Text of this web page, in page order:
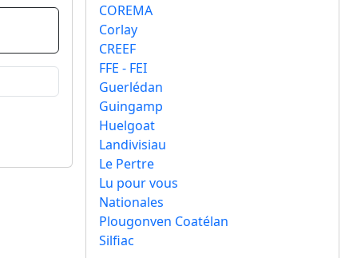
COREMA
Corlay
CREEF
FFE - FEI
Guerlédan
Guingamp
Huelgoat
Landivisiau
Le Pertre
Lu pour vous
Nationales
Plougonven Coatélan
Silfiac